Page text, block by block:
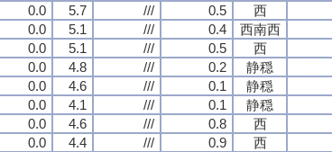
0.0 5.7 /// 0.5 西
0.0 5.1 /// 0.4 西南西
0.0 5.1 /// 0.5 西
0.0 4.8 /// 0.2 静穏
0.0 4.6 /// 0.1 静穏
0.0 4.1 /// 0.1 静穏
0.0 4.6 /// 0.8 西
0.0 4.4 /// 0.9 西